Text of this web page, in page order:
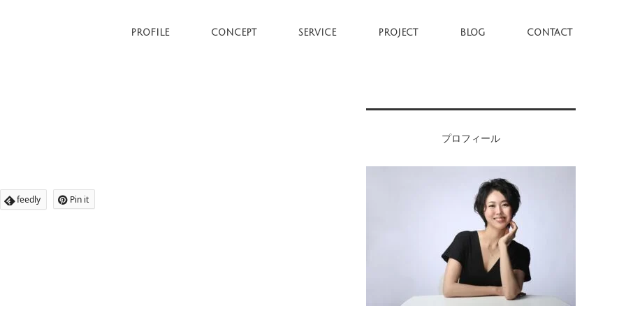
PROFILE CONCEPT SERVICE PROJECT BLOG CONTACT
feedly Pin it
プロフィール